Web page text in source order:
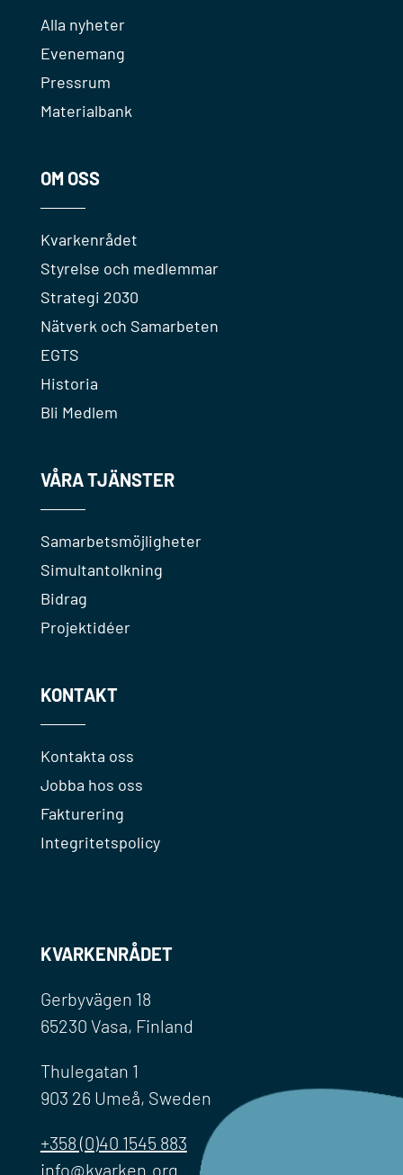
Alla nyheter
Evenemang
Pressrum
Materialbank
OM OSS
Kvarkenrådet
Styrelse och medlemmar
Strategi 2030
Nätverk och Samarbeten
EGTS
Historia
Bli Medlem
VÅRA TJÄNSTER
Samarbetsmöjligheter
Simultantolkning
Bidrag
Projektidéer
KONTAKT
Kontakta oss
Jobba hos oss
Fakturering
Integritetspolicy
KVARKENRÅDET
Gerbyvägen 18
65230 Vasa, Finland
Thulegatan 1
903 26 Umeå, Sweden
+358 (0)40 1545 883
info@kvarken.org